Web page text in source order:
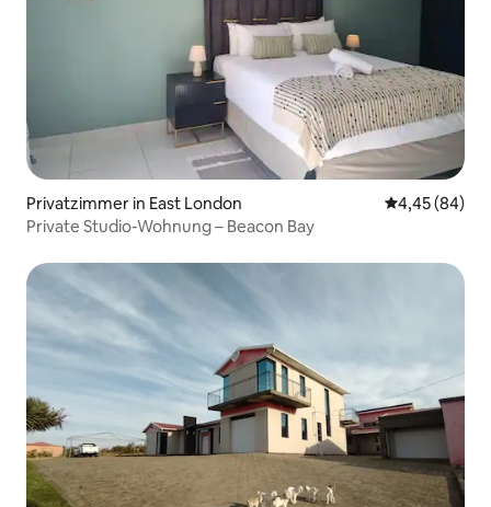
Privatzimmer in East London
4,45 (84)
Private Studio-Wohnung – Beacon Bay